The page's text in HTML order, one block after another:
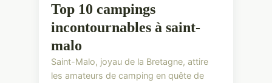
Top 10 campings
incontournables à saint-
malo
Saint-Malo, joyau de la Bretagne, attire
les amateurs de camping en quête de